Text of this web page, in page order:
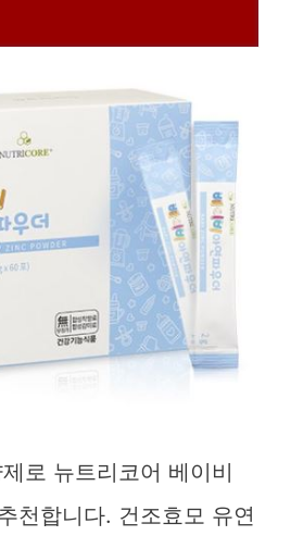
로 뉴트리코어 베이비
천합니다. 건조효모 유연